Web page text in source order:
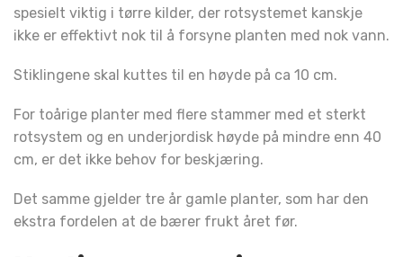
spesielt viktig i tørre kilder, der rotsystemet kanskje
ikke er effektivt nok til å forsyne planten med nok vann.
Stiklingene skal kuttes til en høyde på ca 10 cm.
For toårige planter med flere stammer med et sterkt
rotsystem og en underjordisk høyde på mindre enn 40
cm, er det ikke behov for beskjæring.
Det samme gjelder tre år gamle planter, som har den
ekstra fordelen at de bærer frukt året før.